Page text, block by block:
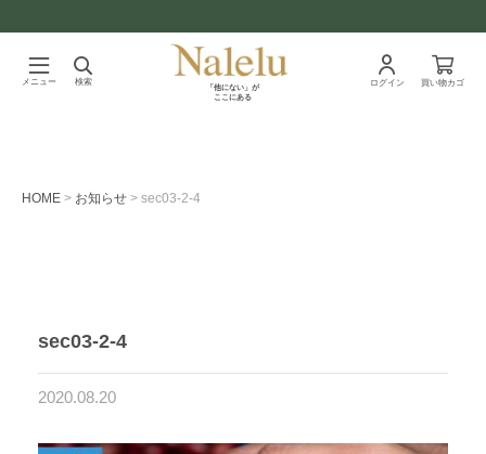
メニュー 検索
「他にない」が
ここにある
ログイン 買い物カゴ
HOME お知らせ sec03-2-4
sec03-2-4
2020.08.20